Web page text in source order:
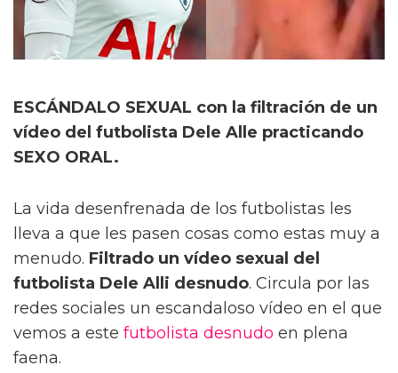
ESCÁNDALO SEXUAL con la filtración de un
vídeo del futbolista Dele Alle practicando
SEXO ORAL.
La vida desenfrenada de los futbolistas les
lleva a que les pasen cosas como estas muy a
menudo. Filtrado un vídeo sexual del
futbolista Dele Alli desnudo. Circula por las
redes sociales un escandaloso vídeo en el que
vemos a este futbolista desnudo en plena
faena.